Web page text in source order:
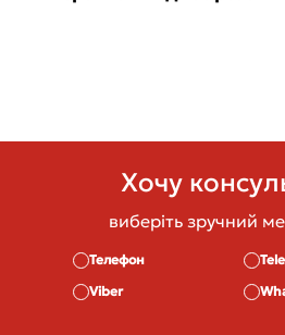
Хочу
виберіть зручний
Телефон
Viber